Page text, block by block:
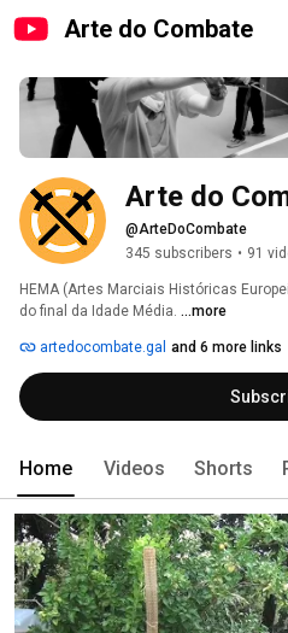
Arte do Combate
Arte do
@ArteDoCombate
345 subscribers • 91
HEMA (Artes Marciais Históricas
do final da Idade Média. ...more
artedocombate.gal and 6 more links
Home Videos Shorts